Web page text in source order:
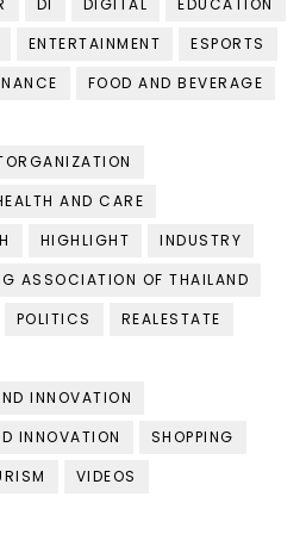
DI DIGITAL
EDUCATION
ENTERTAINMENT
ESPORTS
FOOD AND BEVERAGE
AND CARE
HIGHLIGHT
INDUSTRY
ASSOCIATION OF THAILAND
POLITICS
REALESTATE
INNOVATION
INNOVATION
SHOPPING
VIDEOS